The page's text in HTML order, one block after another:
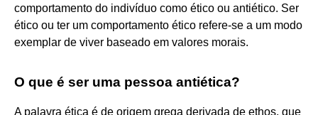
comportamento do indivíduo como ético ou antiético. Ser
ético ou ter um comportamento ético refere-se a um modo
exemplar de viver baseado em valores morais.
O que é ser uma pessoa antiética?
A palavra ética é de origem grega derivada de ethos, que